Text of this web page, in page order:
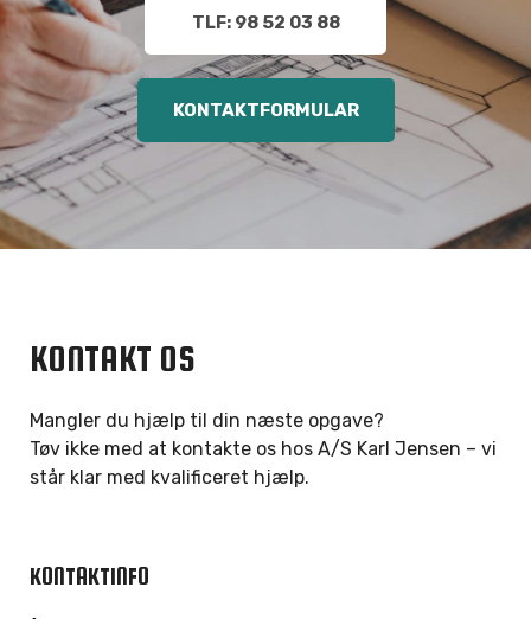
TLF: 98 52 03 88
KONTAKTFORMULAR
KONTAKT OS
Mangler du hjælp til din næste opgave?
Tøv ikke med at kontakte os hos A/S Karl Jensen – vi
står klar med kvalificeret hjælp.
KONTAKTINFO